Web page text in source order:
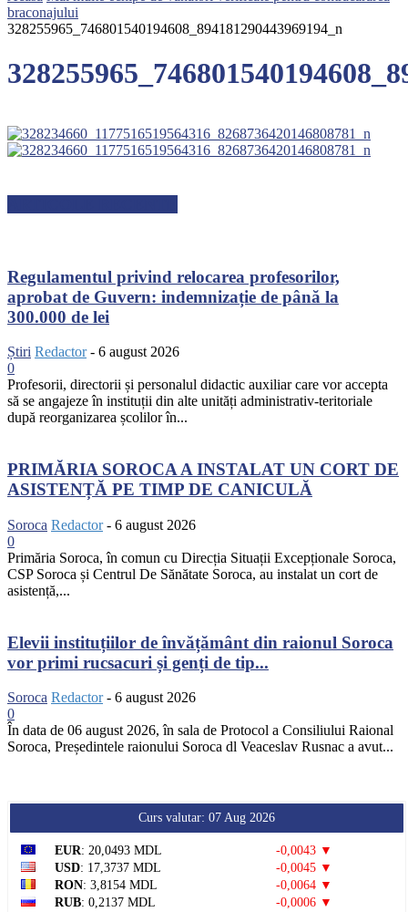
braconajului
328255965_746801540194608_894181290443969194_n
Regulamentul privind relocarea profesorilor,
aprobat de Guvern: indemnizație de până la
300.000 de lei
Știri Redactor - 6 august 2026
0
Profesorii, directorii și personalul didactic auxiliar care vor accepta
să se angajeze în instituții din alte unități administrativ-teritoriale
după reorganizarea școlilor în...
PRIMĂRIA SOROCA A INSTALAT UN CORT DE
ASISTENȚĂ PE TIMP DE CANICULĂ
Soroca Redactor - 6 august 2026
0
Primăria Soroca, în comun cu Direcția Situații Excepționale Soroca,
CSP Soroca și Centrul De Sănătate Soroca, au instalat un cort de
asistență,...
Elevii instituțiilor de învățământ din raionul Soroca
vor primi rucsacuri și genți de tip...
Soroca Redactor - 6 august 2026
0
În data de 06 august 2026, în sala de Protocol a Consiliului Raional
Soroca, Președintele raionului Soroca dl Veaceslav Rusnac a avut...
Curs valutar: 07 Aug 2026
EUR: 20,0493 MDL
-0,0043 ▼
USD: 17,3737 MDL
-0,0045 ▼
RON: 3,8154 MDL
-0,0064 ▼
RUB: 0,2137 MDL
-0,0006 ▼